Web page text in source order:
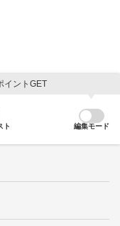
イントGET
ト 編集モード